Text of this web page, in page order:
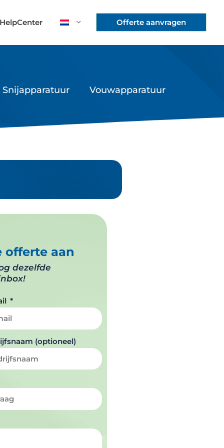
HelpCenter Offerte aanvragen
Snijapparatuur Vouwapparatuur
offerte aan
dezelfde
(optioneel)